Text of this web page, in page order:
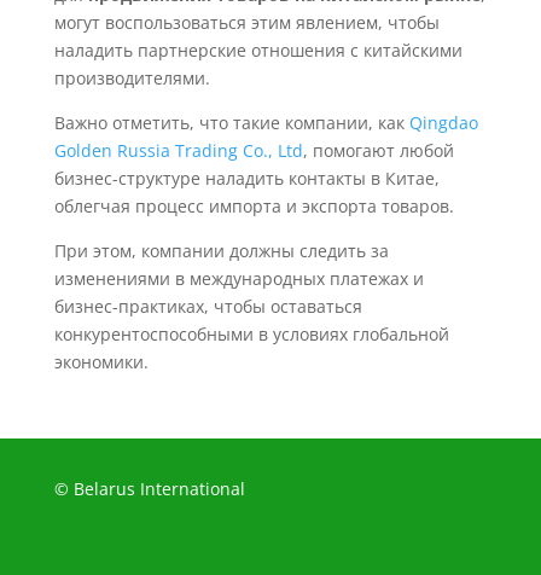
могут воспользоваться этим явлением, чтобы
наладить партнерские отношения с китайскими
производителями.
Важно отметить, что такие компании, как Qingdao
Golden Russia Trading Co., Ltd, помогают любой
бизнес-структуре наладить контакты в Китае,
облегчая процесс импорта и экспорта товаров.
При этом, компании должны следить за
изменениями в международных платежах и
бизнес-практиках, чтобы оставаться
конкурентоспособными в условиях глобальной
экономики.
© Belarus International